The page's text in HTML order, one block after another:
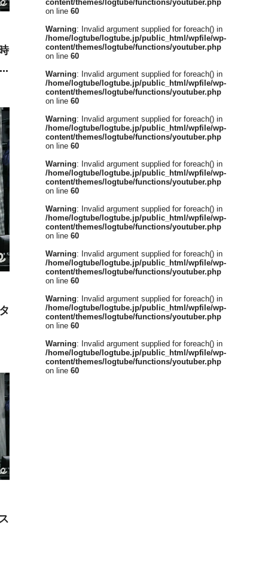
content/themes/logtube/functions/youtuber.php
on line 60
Warning: Invalid argument supplied for foreach() in
/home/logtube/logtube.jp/public_html/wpfile/wp-
content/themes/logtube/functions/youtuber.php
on line 60
Warning: Invalid argument supplied for foreach() in
/home/logtube/logtube.jp/public_html/wpfile/wp-
content/themes/logtube/functions/youtuber.php
on line 60
Warning: Invalid argument supplied for foreach() in
/home/logtube/logtube.jp/public_html/wpfile/wp-
content/themes/logtube/functions/youtuber.php
on line 60
Warning: Invalid argument supplied for foreach() in
/home/logtube/logtube.jp/public_html/wpfile/wp-
content/themes/logtube/functions/youtuber.php
on line 60
Warning: Invalid argument supplied for foreach() in
/home/logtube/logtube.jp/public_html/wpfile/wp-
content/themes/logtube/functions/youtuber.php
on line 60
Warning: Invalid argument supplied for foreach() in
/home/logtube/logtube.jp/public_html/wpfile/wp-
content/themes/logtube/functions/youtuber.php
on line 60
Warning: Invalid argument supplied for foreach() in
/home/logtube/logtube.jp/public_html/wpfile/wp-
content/themes/logtube/functions/youtuber.php
on line 60
Warning: Invalid argument supplied for foreach() in
/home/logtube/logtube.jp/public_html/wpfile/wp-
content/themes/logtube/functions/youtuber.php
on line 60